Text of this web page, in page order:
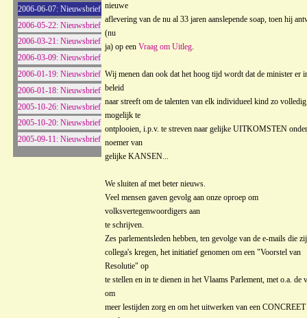
2006-06-07: Nieuwsbrief
2006-05-22: Nieuwsbrief
2006-03-21: Nieuwsbrief
2006-03-09: Nieuwsbrief
2006-01-19: Nieuwsbrief
2006-01-18: Nieuwsbrief
2005-10-26: Nieuwsbrief
2005-10-20: Nieuwsbrief
2005-09-11: Nieuwsbrief
nieuwe
aflevering van de nu al 33 jaren aanslepende soap, toen hij
(nu
ja) op een Vraag om Uitleg.
Wij menen dan ook dat het hoog tijd wordt dat de minister er
beleid
naar streeft om de talenten van elk individueel kind zo volledig
mogelijk te
ontplooien, i.p.v. te streven naar gelijke UITKOMSTEN
noemer van
gelijke KANSEN...
We sluiten af met beter nieuws.
Veel mensen gaven gevolg aan onze oproep om
volksvertegenwoordigers aan
te schrijven.
Zes parlementsleden hebben, ten gevolge van de e-mails die
collega's kregen, het initiatief genomen om een "Voorstel van
Resolutie" op
te stellen en in te dienen in het Vlaams Parlement, met o.a. de
om
meer lestijden zorg en om het uitwerken van een